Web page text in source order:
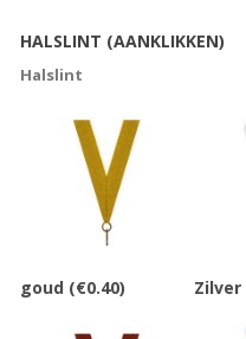
HALSLINT (AANKLIKKEN)
Halslint
goud (€0.40) Zilver